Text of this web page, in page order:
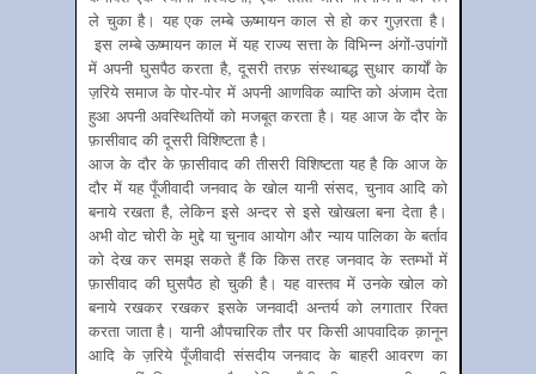
ले चुका है। यह एक लम्बे ऊष्मायन काल से हो कर गुज़रता है।
इस लम्बे ऊष्मायन काल में यह राज्य सत्ता के विभिन्न अंगों-उपांगों
में अपनी घुसपैठ करता है, दूसरी तरफ़ संस्थाबद्ध सुधार कार्यों के
ज़रिये समाज के पोर-पोर में अपनी आणविक व्याप्ति को अंजाम देता
हुआ अपनी अवस्थितियों को मजबूत करता है। यह आज के दौर के
फ़ासीवाद की दूसरी विशिष्टता है।
आज के दौर के फ़ासीवाद की तीसरी विशिष्टता यह है कि आज के
दौर में यह पूँजीवादी जनवाद के खोल यानी संसद, चुनाव आदि को
बनाये रखता है, लेकिन इसे अन्दर से इसे खोखला बना देता है।
अभी वोट चोरी के मुद्दे या चुनाव आयोग और न्याय पालिका के बर्ताव
को देख कर समझ सकते हैं कि किस तरह जनवाद के स्तम्भों में
फ़ासीवाद की घुसपैठ हो चुकी है। यह वास्तव में उनके खोल को
बनाये रखकर रखकर इसके जनवादी अन्तर्य को लगातार रिक्त
करता जाता है। यानी औपचारिक तौर पर किसी आपवादिक क़ानून
आदि के ज़रिये पूँजीवादी संसदीय जनवाद के बाहरी आवरण का